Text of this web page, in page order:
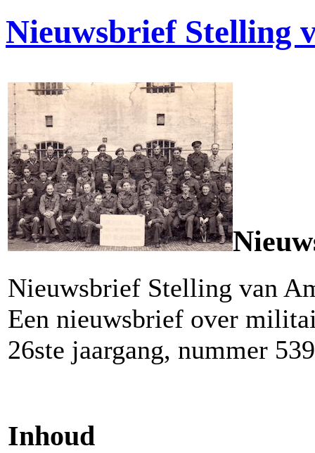
Nieuwsbrief Stelling
Nieuwsbrief Stelling van
Een nieuwsbrief over
26ste jaargang, nummer
Inhoud